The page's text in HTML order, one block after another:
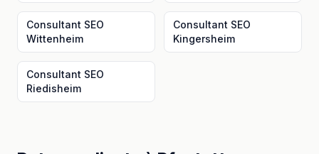
Consultant SEO
Wittenheim
Consultant SEO
Kingersheim
Consultant SEO
Riedisheim